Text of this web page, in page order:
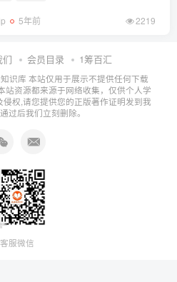
5年前 2219
们 会员目录 1筹百汇
识库 本站仅用于展示不提供任何下载
站资源都来源于网络收集，仅供个人学
权,请您提供您的正版著作证明发到我
过后我们立刻删除。
客服微信